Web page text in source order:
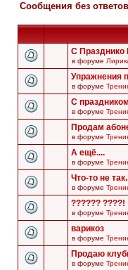
Сообщения без ответов
С Празднико
в форуме
Упражнения
в форуме
С
в форуме
Продам
в форуме
А ещё....
в форуме
Что-то не
в форуме
?????? ????!
в форуме
варикоз
в форуме
Продаю
в форуме